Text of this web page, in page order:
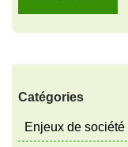
Catégories
Enjeux de société